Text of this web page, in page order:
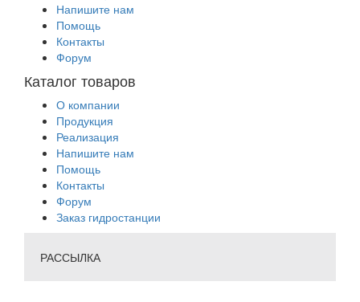
Напишите нам
Помощь
Контакты
Форум
Каталог товаров
О компании
Продукция
Реализация
Напишите нам
Помощь
Контакты
Форум
Заказ гидростанции
РАССЫЛКА